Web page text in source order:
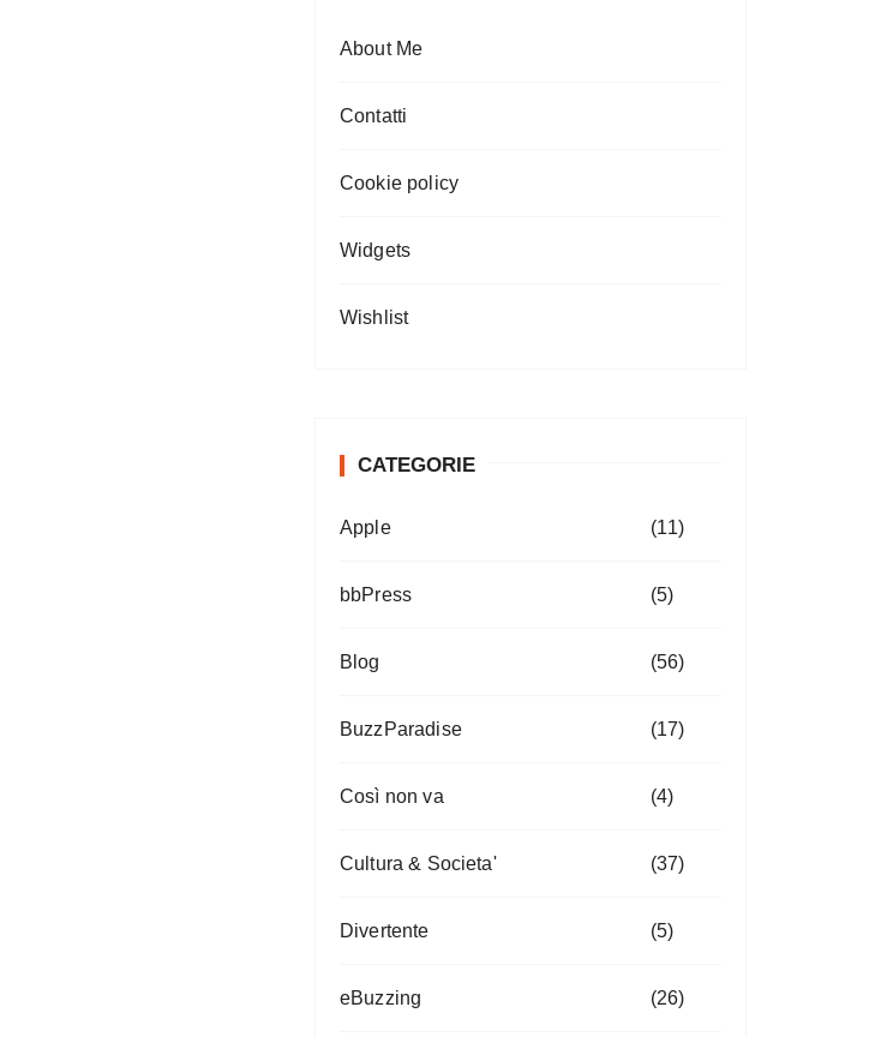
About Me
Contatti
Cookie policy
Widgets
Wishlist
CATEGORIE
Apple (11)
bbPress (5)
Blog (56)
BuzzParadise (17)
Così non va (4)
Cultura & Societa' (37)
Divertente (5)
eBuzzing (26)